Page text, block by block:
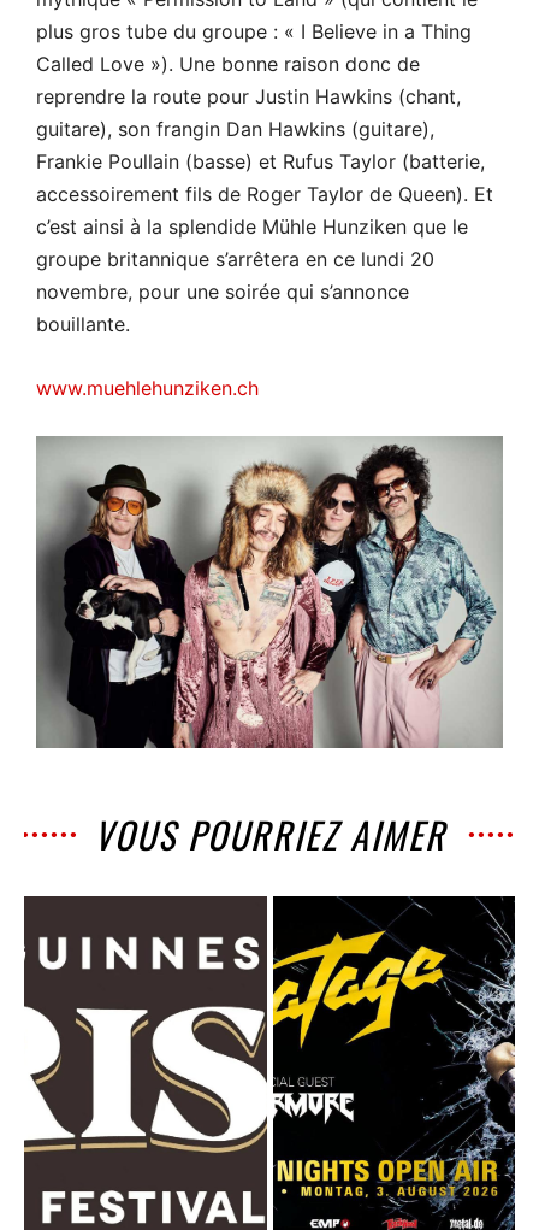
plus gros tube du groupe : « I Believe in a Thing
Called Love »). Une bonne raison donc de
reprendre la route pour Justin Hawkins (chant,
guitare), son frangin Dan Hawkins (guitare),
Frankie Poullain (basse) et Rufus Taylor (batterie,
accessoirement fils de Roger Taylor de Queen). Et
c’est ainsi à la splendide Mühle Hunziken que le
groupe britannique s’arrêtera en ce lundi 20
novembre, pour une soirée qui s’annonce
bouillante.
www.muehlehunziken.ch
VOUS POURRIEZ AIMER